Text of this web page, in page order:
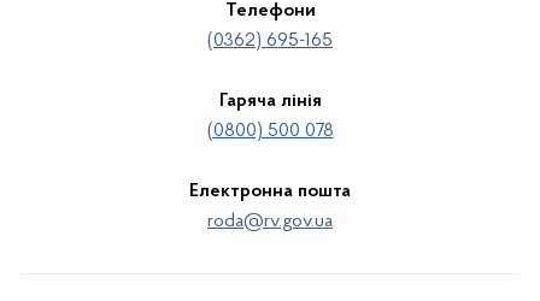
Телефони
(0362) 695-165
Гаряча лінія
(0800) 500 078
Електронна пошта
roda@rv.gov.ua